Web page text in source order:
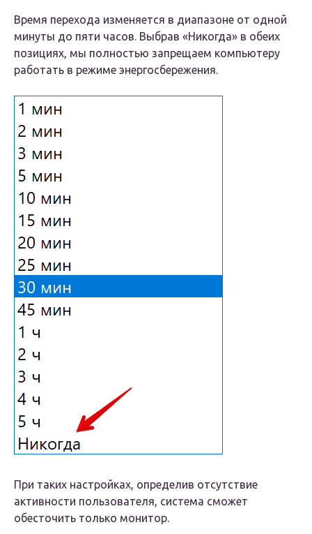
Время перехода изменяется в диапазоне от одной
минуты до пяти часов. Выбрав «Никогда» в обеих
позициях, мы полностью запрещаем компьютеру
работать в режиме энергосбережения.
При таких настройках, определив отсутствие
активности пользователя, система сможет
обесточить только монитор.